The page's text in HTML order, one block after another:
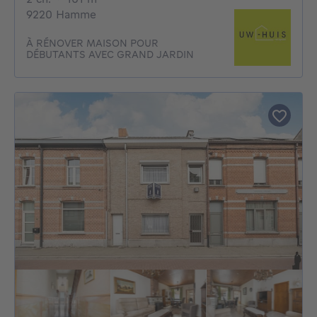
9220 Hamme
À RÉNOVER MAISON POUR
DÉBUTANTS AVEC GRAND JARDIN